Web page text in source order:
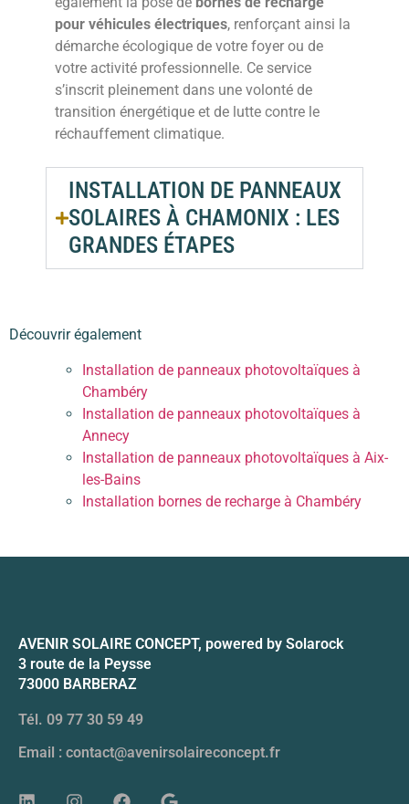
pour véhicules électriques, renforçant ainsi la
démarche écologique de votre foyer ou de
votre activité professionnelle. Ce service
s’inscrit pleinement dans une volonté de
transition énergétique et de lutte contre le
réchauffement climatique.
INSTALLATION DE PANNEAUX
SOLAIRES À CHAMONIX : LES
GRANDES ÉTAPES
Découvrir également
Installation de panneaux photovoltaïques à
Chambéry
Installation de panneaux photovoltaïques à
Annecy
Installation de panneaux photovoltaïques à Aix-
les-Bains
Installation bornes de recharge à Chambéry
AVENIR SOLAIRE CONCEPT, powered by Solarock
3 route de la Peysse
73000 BARBERAZ
Tél. 09 77 30 59 49
Email : contact@avenirsolaireconcept.fr